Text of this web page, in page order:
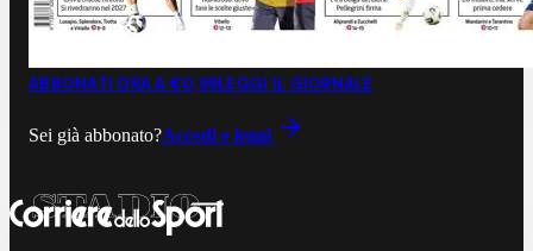
ABBONATI ORA A €0,99LEGGI IL GIORNALE
Sei già abbonato?Accedi e leggi